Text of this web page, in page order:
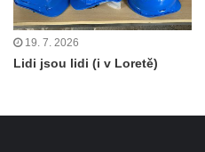
19. 7. 2026
Lidi jsou lidi (i v Loretě)